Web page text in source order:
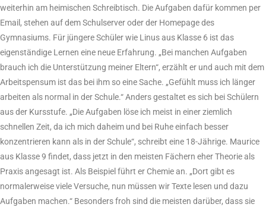
weiterhin am heimischen Schreibtisch. Die Aufgaben dafür kommen per
Email, stehen auf dem Schulserver oder der Homepage des
Gymnasiums. Für jüngere Schüler wie Linus aus Klasse 6 ist das
eigenständige Lernen eine neue Erfahrung. „Bei manchen Aufgaben
brauch ich die Unterstützung meiner Eltern“, erzählt er und auch mit dem
Arbeitspensum ist das bei ihm so eine Sache. „Gefühlt muss ich länger
arbeiten als normal in der Schule.“ Anders gestaltet es sich bei Schülern
aus der Kursstufe. „Die Aufgaben löse ich meist in einer ziemlich
schnellen Zeit, da ich mich daheim und bei Ruhe einfach besser
konzentrieren kann als in der Schule“, schreibt eine 18-Jährige. Maurice
aus Klasse 9 findet, dass jetzt in den meisten Fächern eher Theorie als
Praxis angesagt ist. Als Beispiel führt er Chemie an. „Dort gibt es
normalerweise viele Versuche, nun müssen wir Texte lesen und dazu
Aufgaben machen.“ Besonders froh sind die meisten darüber, dass sie